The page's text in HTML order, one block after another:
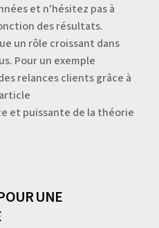
et n'hésitez pas à
des résultats.
un rôle croissant dans
Pour un exemple
relances clients grâce à
et puissante de la théorie
UNE